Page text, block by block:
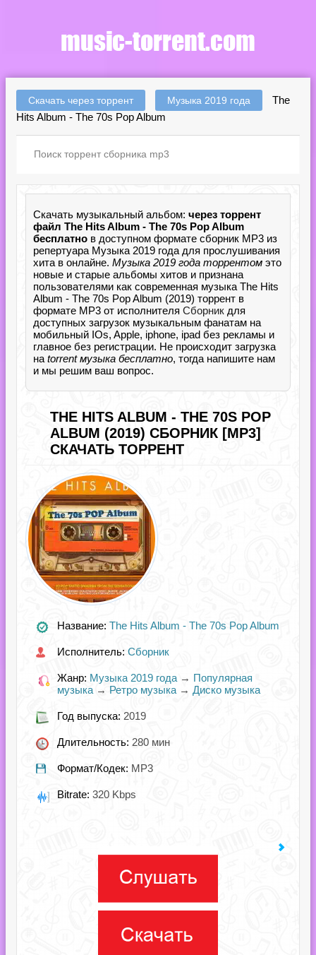
Скачать через торрент Музыка 2019 года
The
Hits Album - The 70s Pop Album
Скачать музыкальный альбом: через торрент
файл The Hits Album - The 70s Pop Album
бесплатно в доступном формате сборник MP3 из
репертуара Музыка 2019 года для прослушивания
хита в онлайне. Музыка 2019 года торрентом это
новые и старые альбомы хитов и признана
пользователями как современная музыка The Hits
Album - The 70s Pop Album (2019) торрент в
формате MP3 от исполнителя Сборник для
доступных загрузок музыкальным фанатам на
мобильный IOs, Apple, iphone, ipad без рекламы и
главное без регистрации. Не происходит загрузка
на torrent музыка бесплатно, тогда напишите нам
и мы решим ваш вопрос.
THE HITS ALBUM - THE 70S POP
ALBUM (2019) СБОРНИК [MP3]
СКАЧАТЬ ТОРРЕНТ
Название: The Hits Album - The 70s Pop Album
Исполнитель: Сборник
Жанр: Музыка 2019 года → Популярная
музыка → Ретро музыка → Диско музыка
Год выпуска: 2019
Длительность: 280 мин
Формат/Кодек: MP3
Bitrate: 320 Kbps